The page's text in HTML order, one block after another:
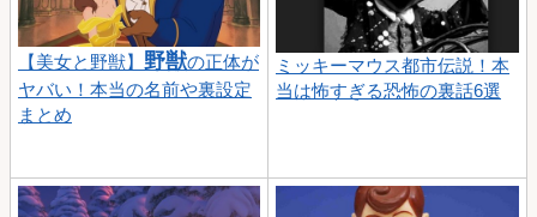
【美女と野獣】 野獣の正体が
ヤバい！本当の名前や裏設定
まとめ
ミッキーマウス都市伝説！本
当は怖すぎる恐怖の裏話6選